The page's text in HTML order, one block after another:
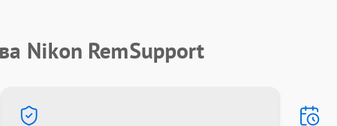
Nikon RemSupport